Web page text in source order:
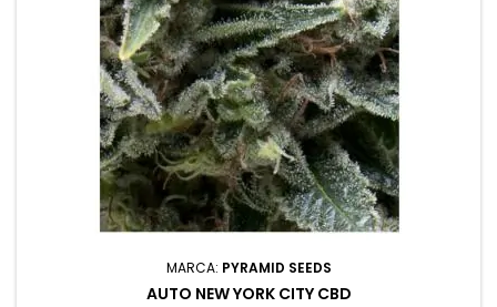
MARCA: PYRAMID SEEDS
AUTO NEW YORK CITY CBD